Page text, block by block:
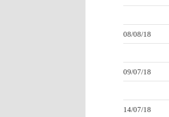
08/08/18
09/07/18
14/07/18